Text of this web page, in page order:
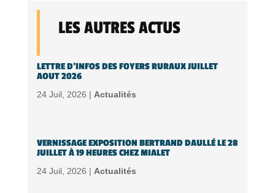
LES AUTRES ACTUS
LETTRE D’INFOS DES FOYERS RURAUX JUILLET
AOUT 2026
24 Juil, 2026 | Actualités
VERNISSAGE EXPOSITION BERTRAND DAULLÉ LE 28
JUILLET À 19 HEURES CHEZ MIALET
24 Juil, 2026 | Actualités